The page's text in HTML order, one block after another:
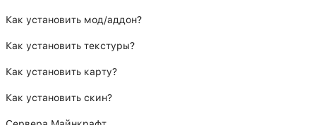
Как установить мод/аддон?
Как установить текстуры?
Как установить карту?
Как установить скин?